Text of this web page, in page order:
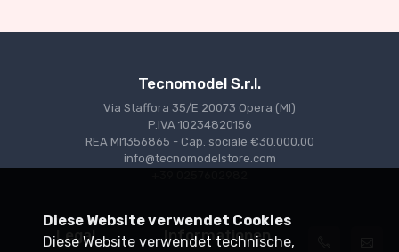
Tecnomodel S.r.l.
Via Staffora 35/E 20073 Opera (MI)
P.IVA 10234820156
REA MI1356865 - Cap. sociale €30.000,00
info@tecnomodelstore.com
Legal Informationen
Diese Website verwendet Cookies
Diese Website verwendet technische,